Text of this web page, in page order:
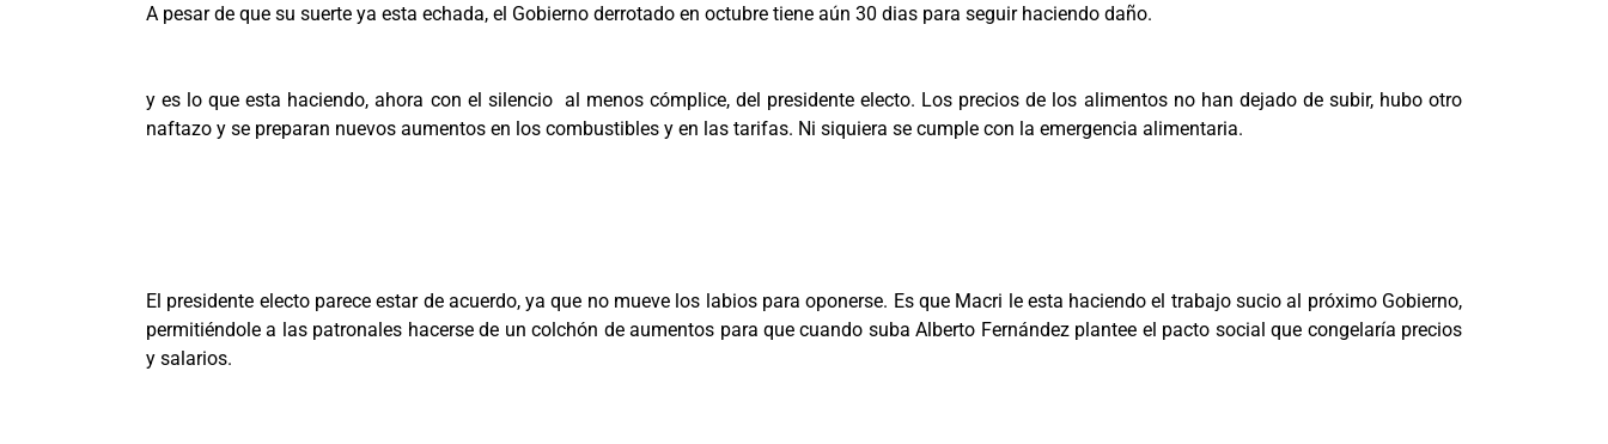
A pesar de que su suerte ya esta echada, el Gobierno derrotado en octubre tiene aún 30 dias para seguir haciendo daño.
y es lo que esta haciendo, ahora con el silencio al menos cómplice, del presidente electo. Los precios de los alimentos no han dejado de subir, hubo otro
naftazo y se preparan nuevos aumentos en los combustibles y en las tarifas. Ni siquiera se cumple con la emergencia alimentaria.
El presidente electo parece estar de acuerdo, ya que no mueve los labios para oponerse. Es que Macri le esta haciendo el trabajo sucio al próximo Gobierno,
permitiéndole a las patronales hacerse de un colchón de aumentos para que cuando suba Alberto Fernández plantee el pacto social que congelaría precios
y salarios.